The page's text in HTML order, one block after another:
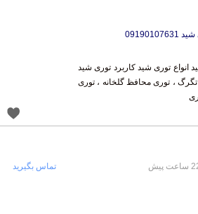
انواع توری شید کاربرد توری شید
، توری محافظ گلخانه ، توری
پیش تماس بگیرید